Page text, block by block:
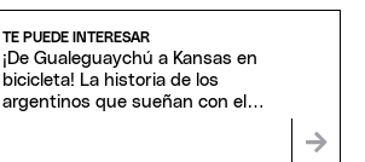
TE PUEDE INTERESAR
¡De Gualeguaychú a Kansas en
bicicleta! La historia de los
argentinos que sueñan con el